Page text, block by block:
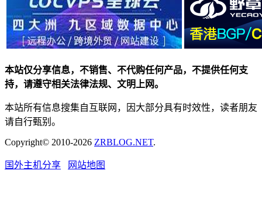
本站仅分享信息，不销售、不代购任何产品，不提供任何支
持，请遵守相关法律法规、文明上网。
本站所有信息搜集自互联网，因大部分具有时效性，读者朋友
请自行甄别。
Copyright© 2010-2026 ZRBLOG.NET.
国外主机分享 网站地图